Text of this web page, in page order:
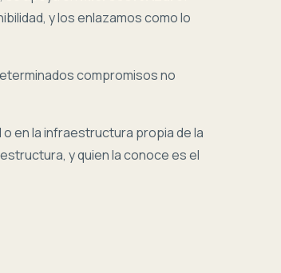
y los enlazamos como lo
compromisos no
en la infraestructura propia de la
y quien la conoce es el